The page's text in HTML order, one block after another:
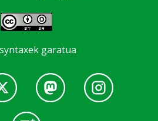
garatua